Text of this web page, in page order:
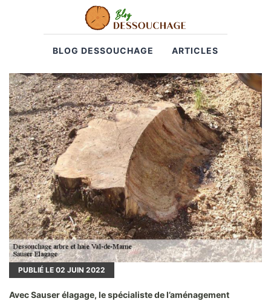
BLOG DESSOUCHAGE ARTICLES
PUBLIÉ LE 02 JUIN 2022
Avec Sauser élagage, le spécialiste de l’aménagement